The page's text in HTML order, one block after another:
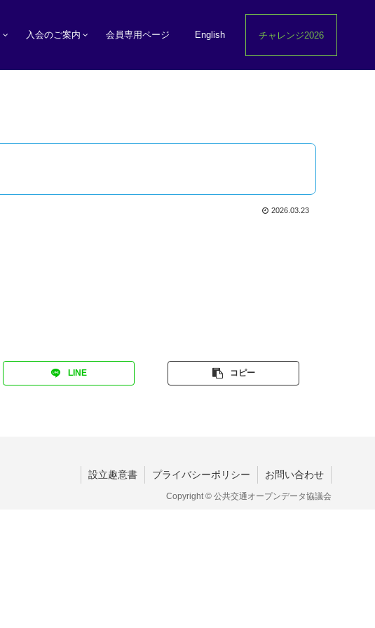
入会のご案内 会員専用ページ English チャレンジ2026
2026.03.23
LINE コピー
設立趣意書 プライバシーポリシー お問い合わせ
Copyright © 公共交通オープンデータ協議会